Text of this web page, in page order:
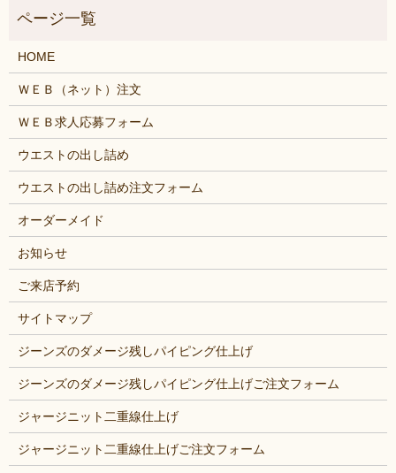
HOME
ＷＥＢ（ネット）注文
ＷＥＢ求人応募フォーム
ウエストの出し詰め
ウエストの出し詰め注文フォーム
オーダーメイド
お知らせ
ご来店予約
サイトマップ
ジーンズのダメージ残しパイピング仕上げ
ジーンズのダメージ残しパイピング仕上げご注文フォーム
ジャージニット二重線仕上げ
ジャージニット二重線仕上げご注文フォーム